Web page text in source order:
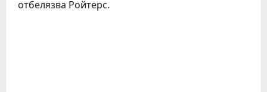
отбелязва Ройтерс.